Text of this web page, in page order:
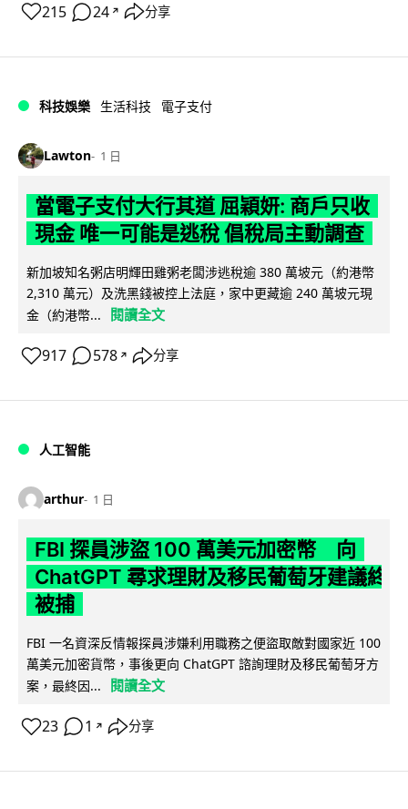
215 24 ↗ 分享
科技娛樂 生活科技 電子支付
Lawton 1 日
當電子支付大行其道 屈穎妍: 商戶只收
現金 唯一可能是逃稅 倡稅局主動調查
新加坡知名粥店明輝田雞粥老闆涉逃稅逾 380 萬坡元（約港幣
2,310 萬元）及洗黑錢被控上法庭，家中更藏逾 240 萬坡元現
金（約港幣...
閱讀全文
917 578 ↗ 分享
人工智能
arthur 1 日
FBI 探員涉盜 100 萬美元加密幣 向
ChatGPT 尋求理財及移民葡萄牙建議終
被捕
FBI 一名資深反情報探員涉嫌利用職務之便盜取敵對國家近 100
萬美元加密貨幣，事後更向 ChatGPT 諮詢理財及移民葡萄牙方
案，最終因...
閱讀全文
23 1 ↗ 分享